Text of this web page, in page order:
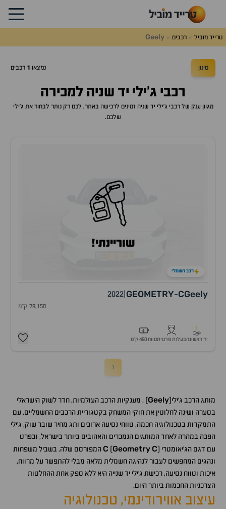
טרייד מוביל רכבים Geely
סינון נמצאו 1 רכבים
רכבי ג'ילי יד שניה למכירה
מגוון ענק של רכבי ג'ילי יד שניה זמינים לרכישה באתר, לכם רק נותר לבחור את ג'ילי
שלכם.
שוריינתי!
רכב חשמלי
Geely
GEOMETRY-C
2022
79,150 ק"מ
1
יד ראשונהבעלות פרטיתטווח 460 ק״מ
1
מותג הרכב ג'ילי(Geely) , מענקיות הרכב העולמיות, חדר לשוק הישראלי
בסערה ושינה לחלוטין את חוקי המשחק בקטגוריית הרכבים החשמליים. עם
התמקדות בטכנולוגיה חכמה, טווחי נסיעה ארוכים ותג מחיר שובר שוק, ג'ילי
הפכה במהרה לאחד המותגים הנמכרים והאהובים ביותר בישראל, ובפרט
עם דגם הג'יאומטרי
C (Geometry C
) המפורסם שלה. בשביל משפחות
ונהגים המחפשים לעבור לנהיגה חשמלית מלאה מבלי להתפשר על מרווח,
איכות וטווח נסיעה, רכישת ג'ילי יד שנייה היא ללא ספק אחת ההחלטות
הצרכניות החכמות ביותר היום.
עיצוב אווירודינמי, טכנולוגיה